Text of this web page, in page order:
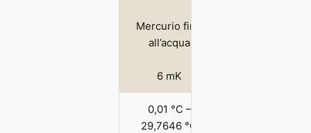
Mercurio fino
all’acqua
6 mK
0,01 °C –
29,7646 °C